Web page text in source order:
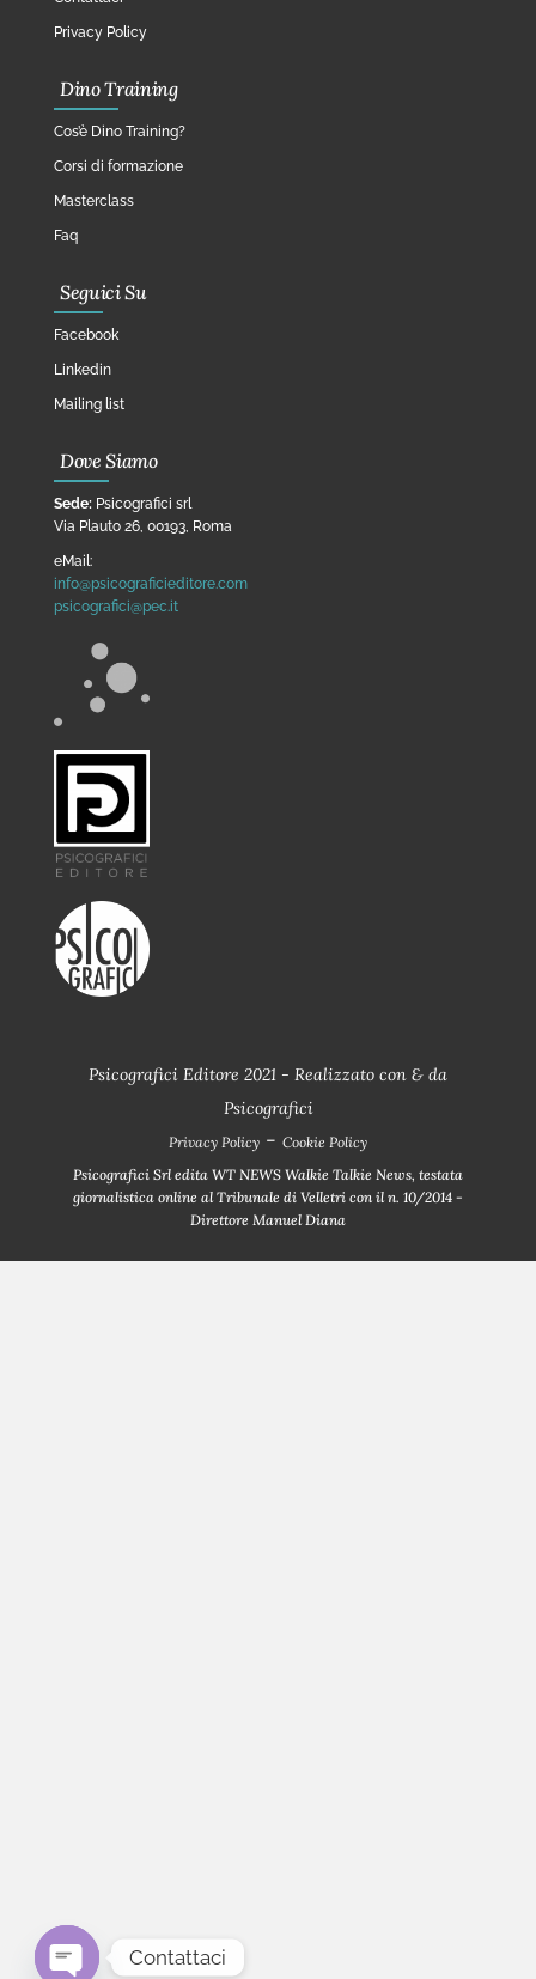
Privacy Policy
Dino Training
Cos’è Dino Training?
Corsi di formazione
Masterclass
Faq
Seguici Su
Facebook
Linkedin
Mailing list
Dove Siamo
Sede: Psicografici srl
Via Plauto 26, 00193, Roma
eMail:
info@psicograficieditore.com
psicografici@pec.it
Psicografici Editore 2021 - Realizzato con & da
Psicografici
Privacy Policy - Cookie Policy
Psicografici Srl edita WT NEWS Walkie Talkie News, testata
giornalistica online al Tribunale di Velletri con il n. 10/2014 -
Direttore Manuel Diana
Contattaci